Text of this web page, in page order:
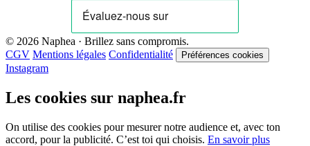
© 2026 Naphea · Brillez sans compromis.
CGV Mentions légales Confidentialité Préférences cookies
Instagram
Les cookies sur naphea.fr
On utilise des cookies pour mesurer notre audience et, avec ton
accord, pour la publicité. C’est toi qui choisis. En savoir plus